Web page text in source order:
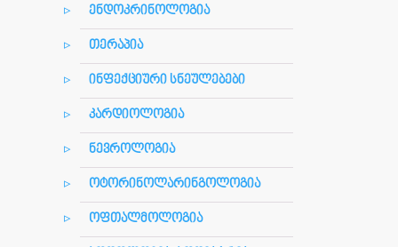
ენდოკრინოლოგია
თერაპია
ინფექციური სნეულებები
კარდიოლოგია
ნევროლოგია
ოტორინოლარინგოლოგია
ოფთალმოლოგია